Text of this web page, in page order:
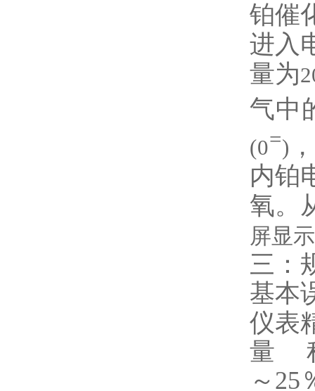
铂催
进入
量为
气中
(0=) ，
内铂
氧。
屏显
三：
基本
仪
量
～25